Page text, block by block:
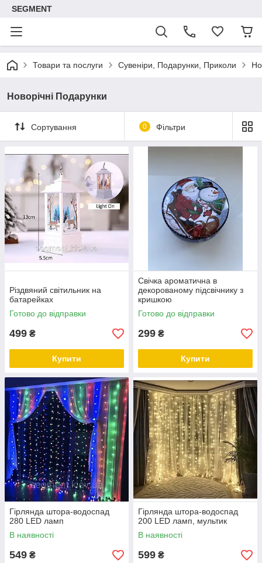
SEGMENT
Товари та послуги Сувеніри, Подарунки, Приколи
Новорічні Подарунки
Сортування 0 Фільтри
Різдвяний світильник на
батарейках
Готово до відправки
499 ₴
Купити
Свічка ароматична в
декорованому підсвічнику з
кришкою
Готово до відправки
299 ₴
Купити
Гірлянда штора-водоспад
280 LED ламп
В наявності
549 ₴
Гірлянда штора-водоспад
200 LED ламп, мультик
В наявності
599 ₴